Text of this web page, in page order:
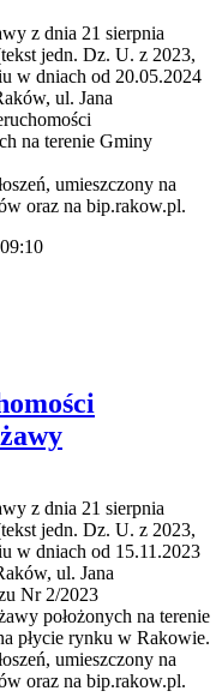
z dnia 21 sierpnia
jedn. Dz. U. z 2023,
w dniach od 20.05.2024
ul. Jana
na terenie Gminy
umieszczony na
oraz na bip.rakow.pl.
z dnia 21 sierpnia
jedn. Dz. U. z 2023,
w dniach od 15.11.2023
ul. Jana
Nr 2/2023
położonych na terenie
płycie rynku w Rakowie.
umieszczony na
oraz na bip.rakow.pl.